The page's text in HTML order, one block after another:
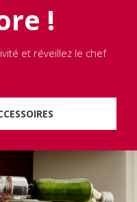
!
et réveillez le chef